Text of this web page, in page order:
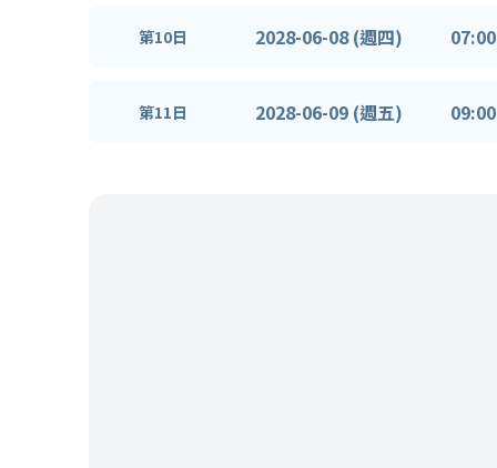
第10日 2028-06-08 (週四) 07:00
第11日 2028-06-09 (週五) 09:00